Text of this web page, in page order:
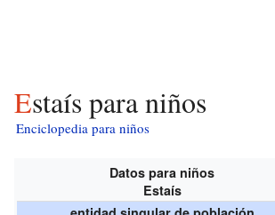
Estaís para niños
Enciclopedia para niños
Datos para niños
Estaís